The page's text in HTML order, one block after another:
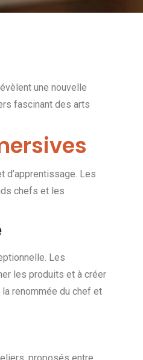
une nouvelle
fascinant des arts
d’apprentissage. Les
chefs et les
Les
les produits et à créer
renommée du chef et